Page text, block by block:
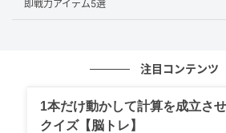
即戦力アイテム5選
注目コンテンツ
1本だけ動かして計算を成立さ
クイズ【脳トレ】